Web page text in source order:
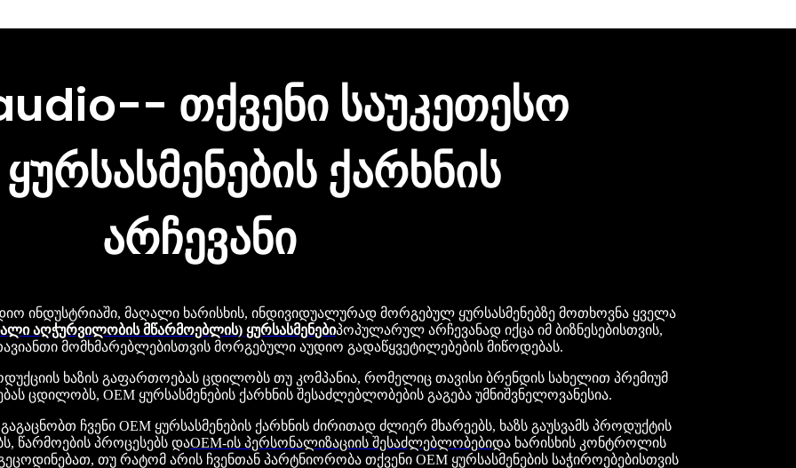
თქვენი საუკეთესო
ქარხნის
არჩევანი
ინდუსტრიაში, მაღალი ხარისხის, ინდივიდუალურად მორგებულ ყურსასმენებზე მოთხოვნა ყველა
აღჭურვილობის მწარმოებლის) ყურსასმენებიპოპულარულ არჩევანად იქცა იმ ბიზნესებისთვის,
მომხმარებლებისთვის მორგებული აუდიო გადაწყვეტილებების მიწოდებას.
ხაზის გაფართოებას ცდილობს თუ კომპანია, რომელიც თავისი ბრენდის სახელით პრემიუმ
ცდილობს, OEM ყურსასმენების ქარხნის შესაძლებლობების გაგება უმნიშვნელოვანესია.
ჩვენი OEM ყურსასმენების ქარხნის ძირითად ძლიერ მხარეებს, ხაზს გაუსვამს პროდუქტის
წარმოების პროცესებს დაOEM-ის პერსონალიზაციის შესაძლებლობებიდა ხარისხის კონტროლის
თუ რატომ არის ჩვენთან პარტნიორობა თქვენი OEM ყურსასმენების საჭიროებებისთვის